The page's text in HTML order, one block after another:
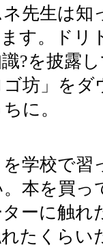
先生は知
す。ドリ
?を披露
坊」をダ
に。
学校で習
本を買っ
ーに触れ
たくらい